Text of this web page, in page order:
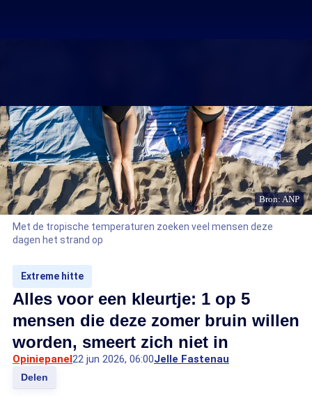
Bron: ANP
Met de tropische temperaturen zoeken veel mensen deze
dagen het strand op
Extreme hitte
Alles voor een kleurtje: 1 op 5
mensen die deze zomer bruin willen
worden, smeert zich niet in
Opiniepanel22 jun 2026, 06:00Jelle Fastenau
Delen